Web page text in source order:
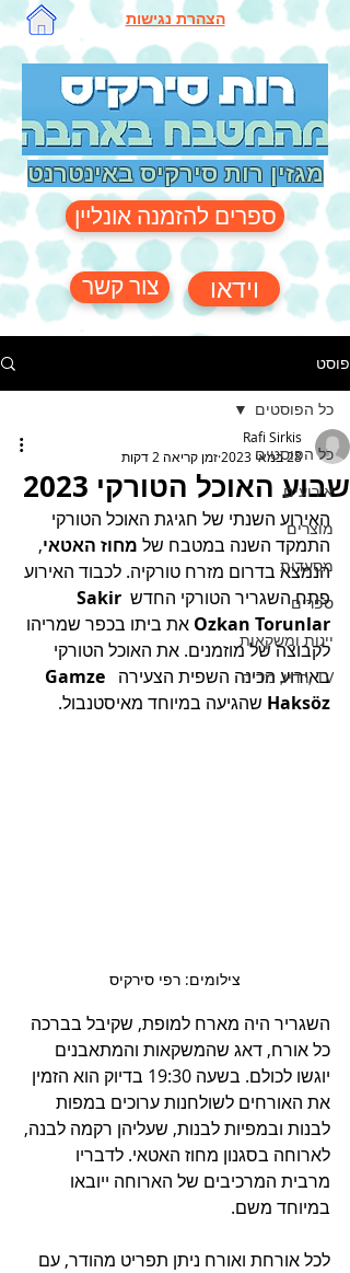
הצהרת נגישות
מגזין רות סירקיס באינטרנט
ספרים להזמנה אונליין
צור קשר וידאו
פוסט
כל הפוסטים
אירועים
מוצרים
מסעדות
ספרים
יינות ומשקאות
TV ,רדיו, מדיה
כל הפוסטים
שבוע האוכל הטורקי 2023
Rafi Sirkis
28 במאי 2023
זמן קריאה 2 דקות
האירוע השנתי של חגיגת האוכל הטורקי
התמקד השנה במטבח של מחוז האטאי,
הנמצא בדרום מזרח טורקיה. לכבוד האירוע
פתח השגריר הטורקי החדש Sakir
Ozkan Torunlar את ביתו בכפר שמריהו
לקבוצה של מוזמנים. את האוכל הטורקי
באירוע הכינה השפית הצעירה Gamze
Haksöz שהגיעה במיוחד מאיסטנבול.
צילומים: רפי סירקיס
השגריר היה מארח למופת, שקיבל בברכה
כל אורח, דאג שהמשקאות והמתאבנים
יוגשו לכולם. בשעה 19:30 בדיוק הוא הזמין
את האורחים לשולחנות ערוכים במפות
לבנות ובמפיות לבנות, שעליהן רקמה לבנה,
לארוחה בסגנון מחוז האטאי. לדבריו
מרבית המרכיבים של הארוחה ייובאו
במיוחד משם.
לכל אורחת ואורח ניתן תפריט מהודר, עם